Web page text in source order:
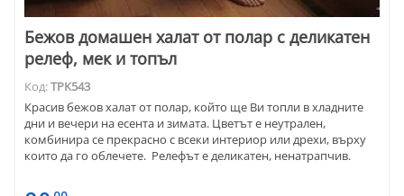
Бежов домашен халат от полар с деликатен
релеф, мек и топъл
Код:TPK543
Красив бежов халат от полар, който ще Ви топли в хладните
дни и вечери на есента и зимата. Цветът е неутрален,
комбинира се прекрасно с всеки интериор или дрехи, върху
които да го облечете. Релефът е деликатен, ненатрапчив.